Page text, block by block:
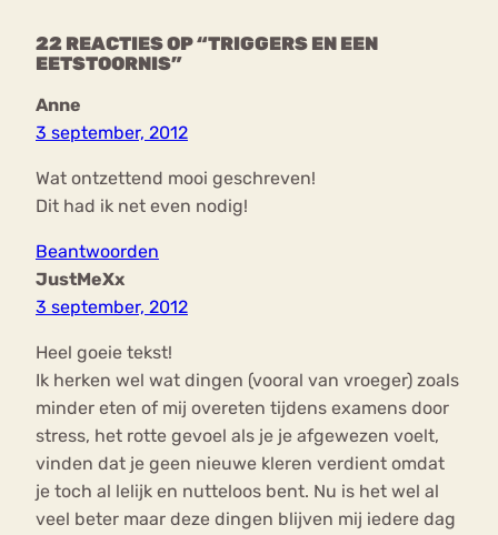
22 REACTIES OP “TRIGGERS EN EEN
EETSTOORNIS”
Anne
3 september, 2012
Wat ontzettend mooi geschreven!
Dit had ik net even nodig!
Beantwoorden
JustMeXx
3 september, 2012
Heel goeie tekst!
Ik herken wel wat dingen (vooral van vroeger) zoals
minder eten of mij overeten tijdens examens door
stress, het rotte gevoel als je je afgewezen voelt,
vinden dat je geen nieuwe kleren verdient omdat
je toch al lelijk en nutteloos bent. Nu is het wel al
veel beter maar deze dingen blijven mij iedere dag